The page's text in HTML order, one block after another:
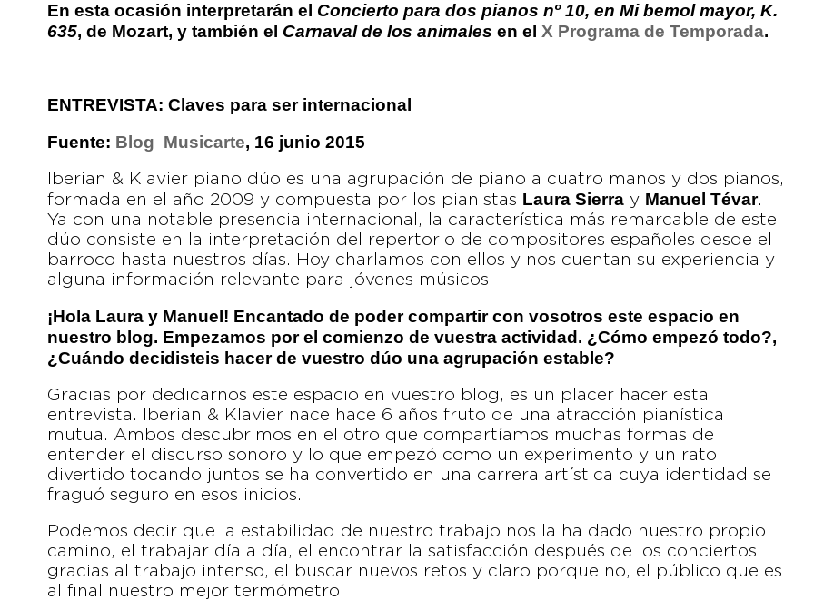
En esta ocasión interpretarán el Concierto para dos pianos nº 10, en Mi bemol mayor, K.
635, de Mozart, y también el Carnaval de los animales en el X Programa de Temporada.
ENTREVISTA: Claves para ser internacional
Fuente: Blog Musicarte, 16 junio 2015
Iberian & Klavier piano dúo es una agrupación de piano a cuatro manos y dos pianos,
formada en el año 2009 y compuesta por los pianistas Laura Sierra y Manuel Tévar.
Ya con una notable presencia internacional, la característica más remarcable de este
dúo consiste en la interpretación del repertorio de compositores españoles desde el
barroco hasta nuestros días. Hoy charlamos con ellos y nos cuentan su experiencia y
alguna información relevante para jóvenes músicos.
¡Hola Laura y Manuel! Encantado de poder compartir con vosotros este espacio en
nuestro blog. Empezamos por el comienzo de vuestra actividad. ¿Cómo empezó todo?,
¿Cuándo decidisteis hacer de vuestro dúo una agrupación estable?
Gracias por dedicarnos este espacio en vuestro blog, es un placer hacer esta
entrevista. Iberian & Klavier nace hace 6 años fruto de una atracción pianística
mutua. Ambos descubrimos en el otro que compartíamos muchas formas de
entender el discurso sonoro y lo que empezó como un experimento y un rato
divertido tocando juntos se ha convertido en una carrera artística cuya identidad se
fraguó seguro en esos inicios.
Podemos decir que la estabilidad de nuestro trabajo nos la ha dado nuestro propio
camino, el trabajar día a día, el encontrar la satisfacción después de los conciertos
gracias al trabajo intenso, el buscar nuevos retos y claro porque no, el público que es
al final nuestro mejor termómetro.